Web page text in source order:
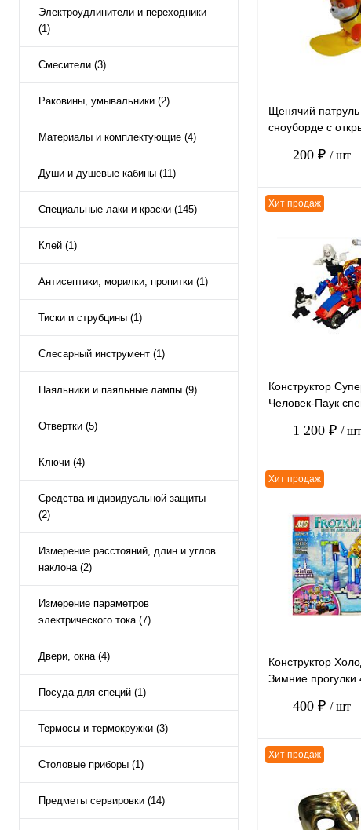
Электроудлинители и переходники
(1)
Смесители (3)
Раковины, умывальники (2)
Материалы и комплектующие (4)
Души и душевые кабины (11)
Специальные лаки и краски (145)
Клей (1)
Антисептики, морилки, пропитки (1)
Тиски и струбцины (1)
Слесарный инструмент (1)
Паяльники и паяльные лампы (9)
Отвертки (5)
Ключи (4)
Средства индивидуальной защиты
(2)
Измерение расстояний, длин и углов
наклона (2)
Измерение параметров
электрического тока (7)
Двери, окна (4)
Посуда для специй (1)
Термосы и термокружки (3)
Столовые приборы (1)
Предметы сервировки (14)
В избранное
Щенячий
сноуборде с
200 ₽ / шт
К сравнению
В избранное
Хит продаж
Конструктор
Человек-Паук
деталей, набор 4
1 200 ₽ / шт
К сравнению
В избранное
Хит продаж
Конструктор
Зимние прогулки
400 ₽ / шт
К сравнению
Хит продаж